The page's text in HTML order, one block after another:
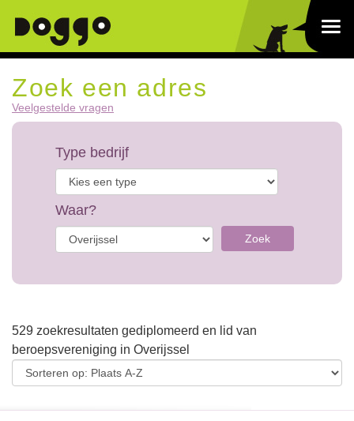
Zoek een adres
Veelgestelde vragen
Type bedrijf
Waar?
Zoek
529 zoekresultaten gediplomeerd en lid van
beroepsvereniging in Overijssel